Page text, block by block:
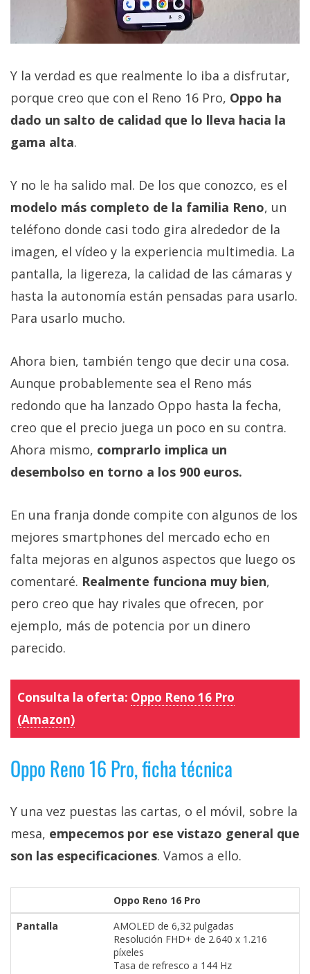
Y la verdad es que realmente lo iba a disfrutar,
porque creo que con el Reno 16 Pro, Oppo ha
dado un salto de calidad que lo lleva hacia la
gama alta.
Y no le ha salido mal. De los que conozco, es el
modelo más completo de la familia Reno, un
teléfono donde casi todo gira alrededor de la
imagen, el vídeo y la experiencia multimedia. La
pantalla, la ligereza, la calidad de las cámaras y
hasta la autonomía están pensadas para usarlo.
Para usarlo mucho.
Ahora bien, también tengo que decir una cosa.
Aunque probablemente sea el Reno más
redondo que ha lanzado Oppo hasta la fecha,
creo que el precio juega un poco en su contra.
Ahora mismo, comprarlo implica un
desembolso en torno a los 900 euros.
En una franja donde compite con algunos de los
mejores smartphones del mercado echo en
falta mejoras en algunos aspectos que luego os
comentaré. Realmente funciona muy bien,
pero creo que hay rivales que ofrecen, por
ejemplo, más de potencia por un dinero
parecido.
Consulta la oferta: Oppo Reno 16 Pro
(Amazon)
Oppo Reno 16 Pro, ficha técnica
Y una vez puestas las cartas, o el móvil, sobre la
mesa, empecemos por ese vistazo general que
son las especificaciones. Vamos a ello.
Oppo Reno 16 Pro
Pantalla
AMOLED de 6,32 pulgadas
Resolución FHD+ de 2.640 x 1.216
píxeles
Tasa de refresco a 144 Hz